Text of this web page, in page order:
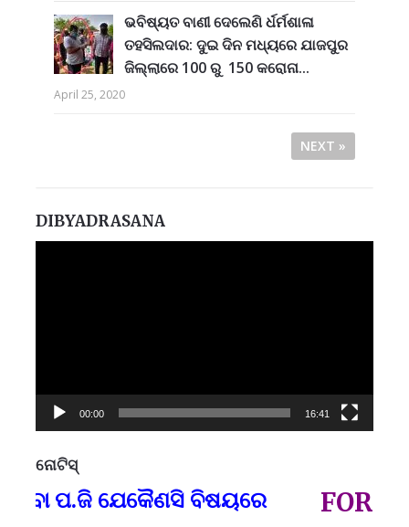
ଭବିଷ୍ୟତ ବାଣୀ ଦେଲେଣି ର୍ଧର୍ମଶାଳା
ତହସିଲଦାର: ଦୁଇ ଦିନ ମଧ୍ୟରେ ଯାଜପୁର
ଜିଲ୍ଲାରେ 100 ରୁ 150 କରୋନା...
April 25, 2020
NEXT »
DIBYADRASANA
00:00 16:41
ନୋଟିସ୍
ଯେକୈଣସି ବିଷୟରେ FOR